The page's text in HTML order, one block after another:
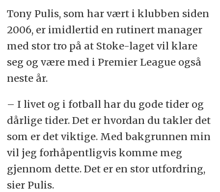
Tony Pulis, som har vært i klubben siden
2006, er imidlertid en rutinert manager
med stor tro på at Stoke-laget vil klare
seg og være med i Premier League også
neste år.
– I livet og i fotball har du gode tider og
dårlige tider. Det er hvordan du takler det
som er det viktige. Med bakgrunnen min
vil jeg forhåpentligvis komme meg
gjennom dette. Det er en stor utfordring,
sier Pulis.